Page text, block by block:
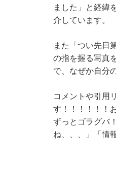
ました」と経緯
介しています。
また「つい先日
の指を握る写真
で、なぜか自分
コメントや引用
す！！！！！！
ずっとゴラグバ
ね、、、」「情